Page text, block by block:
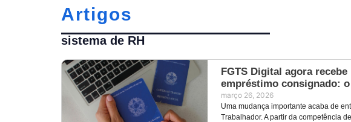
Artigos
sistema de RH
FGTS Digital agora
empréstimo consignado:
março 26, 2026
Uma mudança importante acaba de
Trabalhador. A partir da competência